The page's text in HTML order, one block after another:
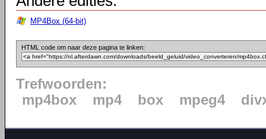
MP4Box (64-bit)
HTML code om naar deze pagina te linken:
Trefwoorden:
mp4box
mp4 box mpeg4